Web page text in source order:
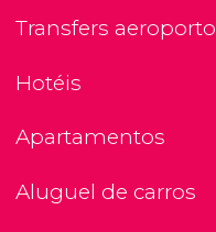
Transfers aeroporto
Hotéis
Apartamentos
Aluguel de carros